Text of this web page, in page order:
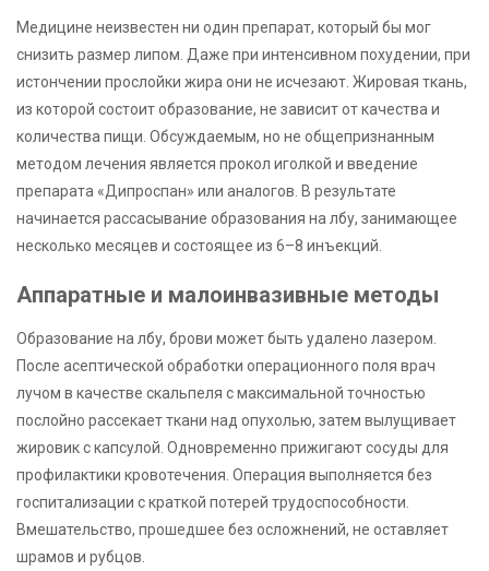
Медицине неизвестен ни один препарат, который бы мог
снизить размер липом. Даже при интенсивном похудении, при
истончении прослойки жира они не исчезают. Жировая ткань,
из которой состоит образование, не зависит от качества и
количества пищи. Обсуждаемым, но не общепризнанным
методом лечения является прокол иголкой и введение
препарата «Дипроспан» или аналогов. В результате
начинается рассасывание образования на лбу, занимающее
несколько месяцев и состоящее из 6–8 инъекций.
Аппаратные и малоинвазивные методы
Образование на лбу, брови может быть удалено лазером.
После асептической обработки операционного поля врач
лучом в качестве скальпеля с максимальной точностью
послойно рассекает ткани над опухолью, затем вылущивает
жировик с капсулой. Одновременно прижигают сосуды для
профилактики кровотечения. Операция выполняется без
госпитализации с краткой потерей трудоспособности.
Вмешательство, прошедшее без осложнений, не оставляет
шрамов и рубцов.